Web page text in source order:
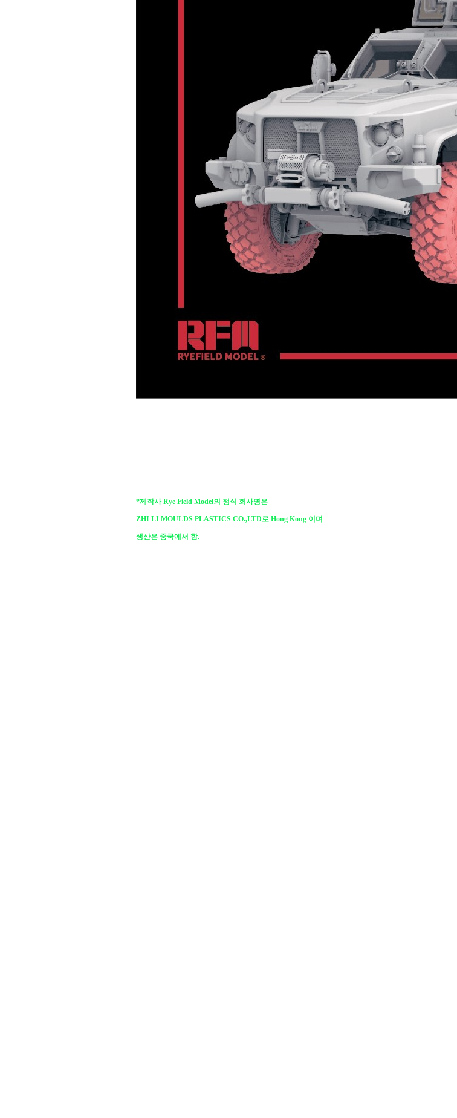
*제작사 Rye Field Model의 정식 회사명은
ZHI LI MOULDS PLASTICS CO.,LTD로 Hong Kong 이며
생산은 중국에서 함.